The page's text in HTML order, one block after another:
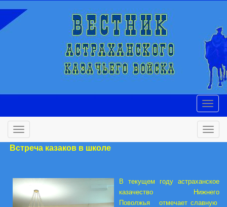
Встреча казаков в школе
В текущем году астраханское
казачество Нижнего
Поволжья отмечает славную